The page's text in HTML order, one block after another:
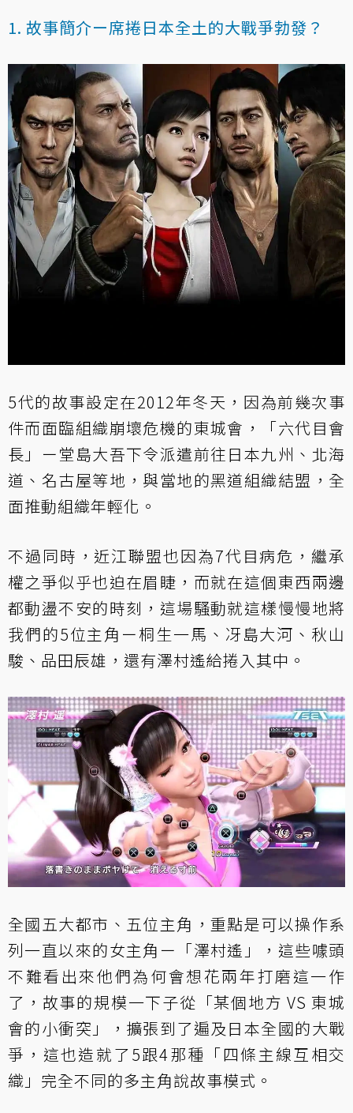
1. 故事簡介ー席捲日本全土的大戰爭勃發？
5代的故事設定在2012年冬天，因為前幾次事
件而面臨組織崩壞危機的東城會，「六代目會
長」ー堂島大吾下令派遣前往日本九州、北海
道、名古屋等地，與當地的黑道組織結盟，全
面推動組織年輕化。
不過同時，近江聯盟也因為7代目病危，繼承
權之爭似乎也迫在眉睫，而就在這個東西兩邊
都動盪不安的時刻，這場騷動就這樣慢慢地將
我們的5位主角ー桐生一馬、冴島大河、秋山
駿、品田辰雄，還有澤村遙給捲入其中。
全國五大都市、五位主角，重點是可以操作系
列一直以來的女主角ー「澤村遙」，這些噱頭
不難看出來他們為何會想花兩年打磨這一作
了，故事的規模一下子從「某個地方 VS 東城
會的小衝突」，擴張到了遍及日本全國的大戰
爭，這也造就了5跟4那種「四條主線互相交
織」完全不同的多主角說故事模式。